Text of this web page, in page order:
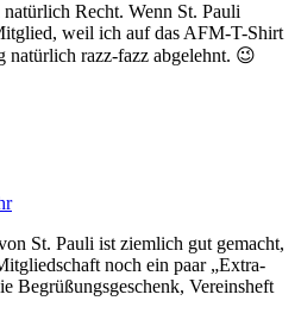
Recht. Wenn St. Pauli
weil ich auf das AFM-T-Shirt
natürlich razz-fazz abgelehnt. 😉
St. Pauli ist ziemlich gut gemacht,
noch ein paar „Extra-
Begrüßungsgeschenk, Vereinsheft